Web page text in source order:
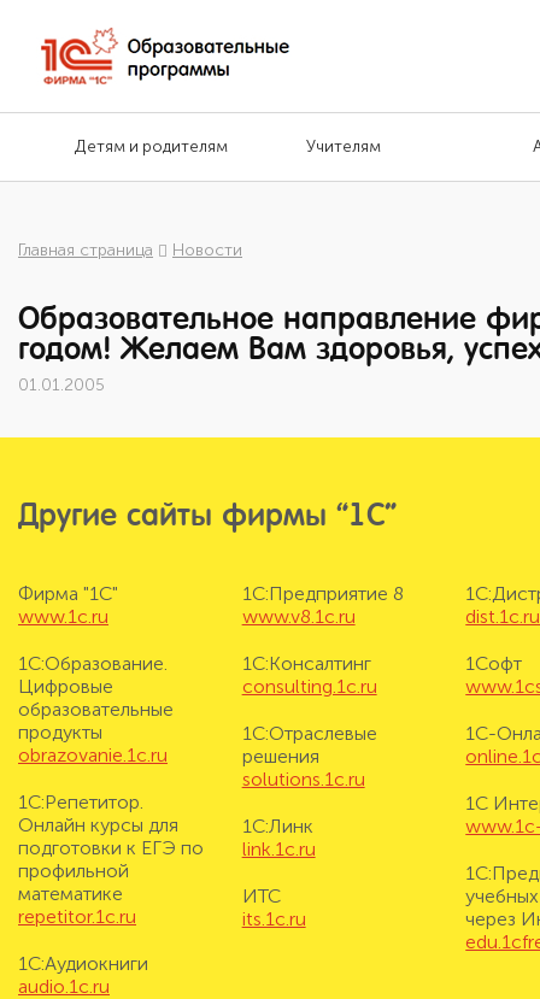
Детям и родителям Учителям
Главная страница Новости
Образовательное направление
годом! Желаем Вам здоровья,
01.01.2005
Другие сайты фирмы “1С”
Фирма "1С"
www.1c.ru
1С:Образование.
Цифровые
образовательные
продукты
obrazovanie.1c.ru
1С:Репетитор.
Онлайн курсы для
подготовки к ЕГЭ по
профильной
математике
repetitor.1c.ru
1С:Аудиокниги
audio.1c.ru
1С:Предприятие 8
www.v8.1c.ru
1С:Консалтинг
consulting.1c.ru
1С:Отраслевые
решения
solutions.1c.ru
1С:Линк
link.1c.ru
ИТС
its.1c.ru
dist.1c.ru
1Софт
1С-
1С
через